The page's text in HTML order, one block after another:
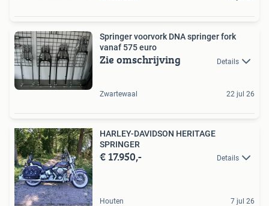
Springer voorvork DNA springer fork
vanaf 575 euro
Zie omschrijving Details
Zwartewaal 22 jul 26
HARLEY-DAVIDSON HERITAGE
SPRINGER
€ 17.950,- Details
Houten 7 jul 26